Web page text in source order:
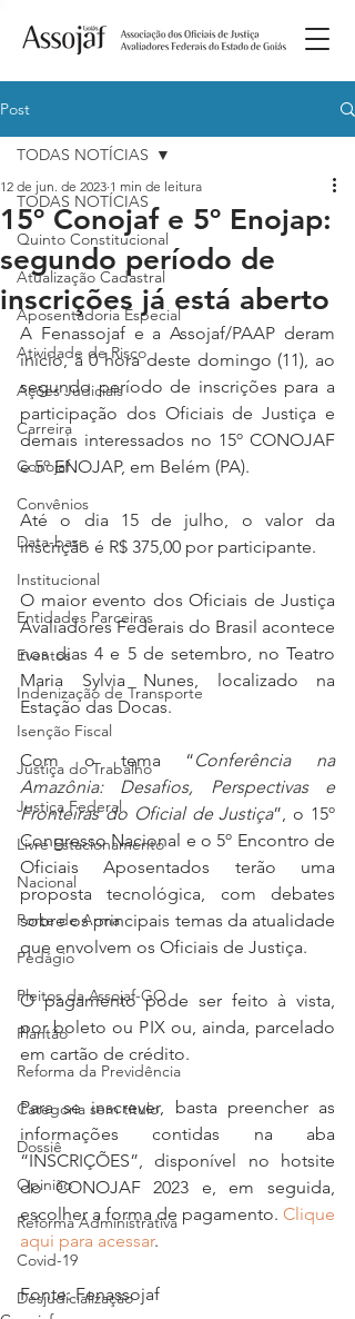
Post
TODAS NOTÍCIAS
Quinto Constitucional
Atualização Cadastral
Aposentadoria Especial
Atividade de Risco
Ações Judiciais
Carreira
Conojaf
Convênios
Data-base
Institucional
Entidades Parceiras
Eventos
Indenização de Transporte
Isenção Fiscal
Justiça do Trabalho
Justiça Federal
Livre Estacionamento
Nacional
Porte de Arma
Pedágio
Pleitos da Assojaf-GO
Plantão
Reforma da Previdência
Categoria sem título
Dossiê
Opinião
Reforma Administrativa
Covid-19
Desjudicialização
TODAS NOTÍCIAS
15º Conojaf e 5º Enojap:
segundo período de
inscrições já está aberto
12 de jun. de 2023 1 min de leitura
A Fenassojaf e a Assojaf/PAAP deram
início, à 0 hora deste domingo (11), ao
segundo período de inscrições para a
participação dos Oficiais de Justiça e
demais interessados no 15º CONOJAF
e 5º ENOJAP, em Belém (PA).
Até o dia 15 de julho, o valor da
inscrição é R$ 375,00 por participante.
O maior evento dos Oficiais de Justiça
Avaliadores Federais do Brasil acontece
nos dias 4 e 5 de setembro, no Teatro
Maria Sylvia Nunes, localizado na
Estação das Docas.
Com o tema “Conferência na
Amazônia: Desafios, Perspectivas e
Fronteiras do Oficial de Justiça”, o 15º
Congresso Nacional e o 5º Encontro de
Oficiais Aposentados terão uma
proposta tecnológica, com debates
sobre os principais temas da atualidade
que envolvem os Oficiais de Justiça.
O pagamento pode ser feito à vista,
por boleto ou PIX ou, ainda, parcelado
em cartão de crédito.
Para se inscrever, basta preencher as
informações contidas na aba
“INSCRIÇÕES”, disponível no hotsite
do CONOJAF 2023 e, em seguida,
escolher a forma de pagamento. Clique
aqui para acessar.
Fonte: Fenassojaf